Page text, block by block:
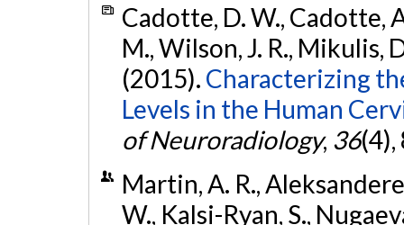
Cadotte, D. W., Cadotte,
M., Wilson, J. R., Mikulis,
(2015). Characterizing
Levels in the Human
of Neuroradiology, 36
Martin, A. R.,
W., Kalsi-Ryan, S.,